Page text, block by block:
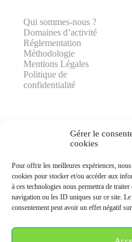
Gérer le
cookies
Pour offrir les meilleures expériences,
cookies pour stocker et/ou accéder aux
à ces technologies nous permettra de
navigation ou les ID uniques sur ce site.
consentement peut avoir un effet négatif
Qui sommes-nous ?
Domaines d’activité
Réglementation
Méthodologie
Mentions Légales
Politique de
confidentialité
AJP GROUPE
25 rue Lavoisier
78370 PLAISIR
06 99 92 25 05